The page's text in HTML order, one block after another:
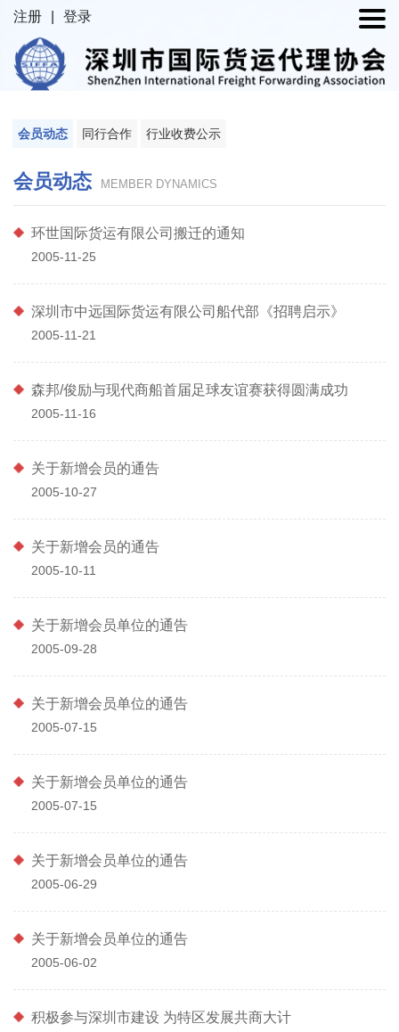
注册 登录
会员动态 同行合作 行业收费公示
会员动态 MEMBER DYNAMICS
环世国际货运有限公司搬迁的通知
2005-11-25
深圳市中远国际货运有限公司船代部《招聘启示》
2005-11-21
森邦/俊励与现代商船首届足球友谊赛获得圆满成功
2005-11-16
关于新增会员的通告
2005-10-27
关于新增会员的通告
2005-10-11
关于新增会员单位的通告
2005-09-28
关于新增会员单位的通告
2005-07-15
关于新增会员单位的通告
2005-07-15
关于新增会员单位的通告
2005-06-29
关于新增会员单位的通告
2005-06-02
积极参与深圳市建设 为特区发展共商大计